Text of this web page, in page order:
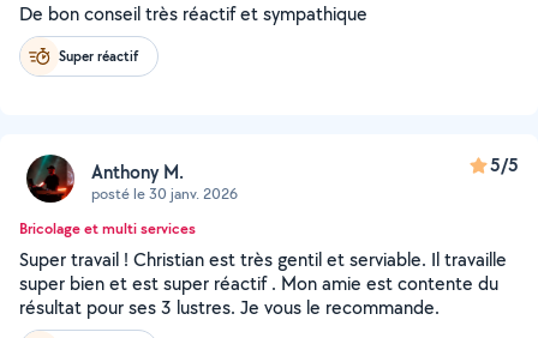
De bon conseil très réactif et sympathique
Super réactif
Anthony M.
posté le 30 janv. 2026
5/5
Bricolage et multi services
Super travail ! Christian est très gentil et serviable. Il travaille
super bien et est super réactif . Mon amie est contente du
résultat pour ses 3 lustres. Je vous le recommande.